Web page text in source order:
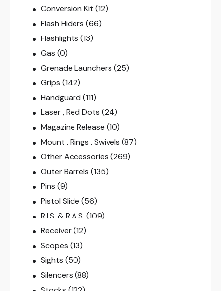
Conversion Kit (12)
Flash Hiders (66)
Flashlights (13)
Gas (0)
Grenade Launchers (25)
Grips (142)
Handguard (111)
Laser , Red Dots (24)
Magazine Release (10)
Mount , Rings , Swivels (87)
Other Accessories (269)
Outer Barrels (135)
Pins (9)
Pistol Slide (56)
R.I.S. & R.A.S. (109)
Receiver (12)
Scopes (13)
Sights (50)
Silencers (88)